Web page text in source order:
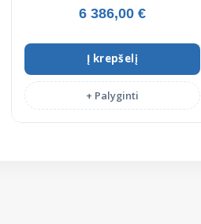
6 386,00 €
Į krepšelį
+ Palyginti